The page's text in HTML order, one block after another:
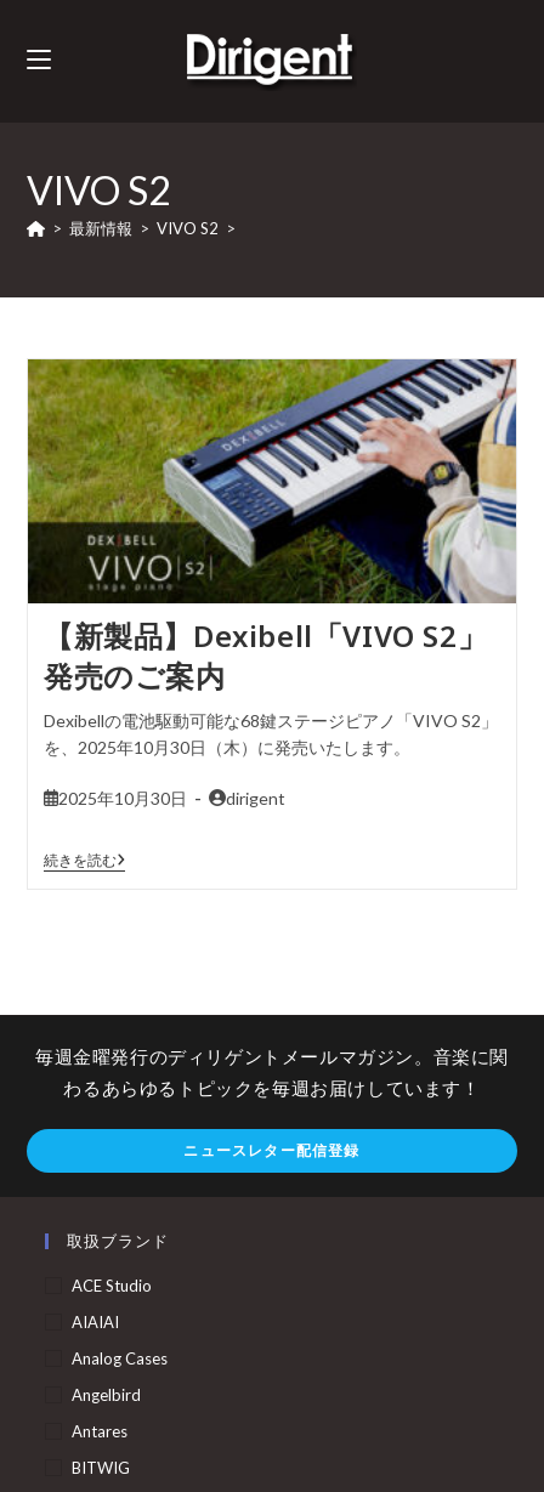
VIVO S2
> 最新情報 > VIVO S2 >
【新製品】Dexibell「VIVO S2」
発売のご案内
Dexibellの電池駆動可能な68鍵ステージピアノ「VIVO S2」
を、2025年10月30日（木）に発売いたします。
2025年10月30日 dirigent
続きを読む
毎週金曜発行のディリゲントメールマガジン。音楽に関
わるあらゆるトピックを毎週お届けしています！
ニュースレター配信登録
取扱ブランド
ACE Studio
AIAIAI
Analog Cases
Angelbird
Antares
BITWIG